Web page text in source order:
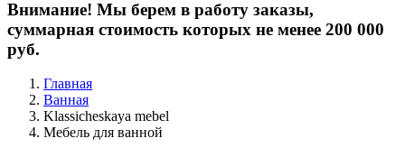
Внимание! Мы берем в работу заказы,
суммарная стоимость которых не менее 200 000
руб.
Главная
Ванная
Klassicheskaya mebel
Мебель для ванной